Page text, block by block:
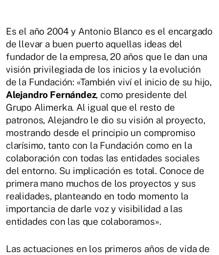
Es el año 2004 y Antonio Blanco es el encargado
de llevar a buen puerto aquellas ideas del
fundador de la empresa, 20 años que le dan una
visión privilegiada de los inicios y la evolución
de la Fundación: «También viví el inicio de su hijo,
Alejandro Fernández, como presidente del
Grupo Alimerka. Al igual que el resto de
patronos, Alejandro le dio su visión al proyecto,
mostrando desde el principio un compromiso
clarísimo, tanto con la Fundación como en la
colaboración con todas las entidades sociales
del entorno. Su implicación es total. Conoce de
primera mano muchos de los proyectos y sus
realidades, planteando en todo momento la
importancia de darle voz y visibilidad a las
entidades con las que colaboramos».
Las actuaciones en los primeros años de vida de